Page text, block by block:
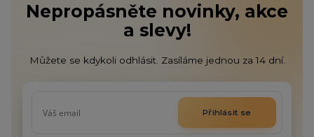
Nepropásněte novinky, akce
a slevy!
Můžete se kdykoli odhlásit. Zasíláme jednou za 14 dní.
Přihlásit se